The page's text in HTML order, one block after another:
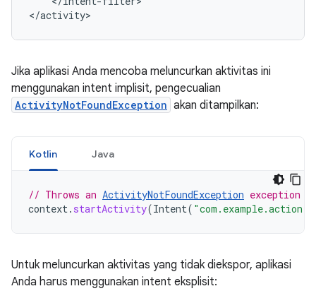
Jika aplikasi Anda mencoba meluncurkan aktivitas ini
menggunakan intent implisit, pengecualian
ActivityNotFoundException akan ditampilkan:
Kotlin Java
// Throws an ActivityNotFoundException exception
context. startActivity(Intent( "com.example.action.
Untuk meluncurkan aktivitas yang tidak diekspor, aplikasi
Anda harus menggunakan intent eksplisit: